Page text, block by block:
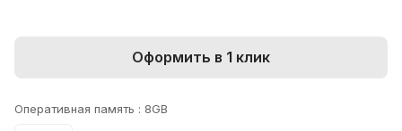
Оформить в 1 клик
Оперативная память : 8GB